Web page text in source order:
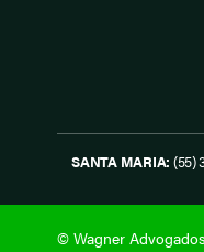
SANTA MARIA: (55)
© Wagner